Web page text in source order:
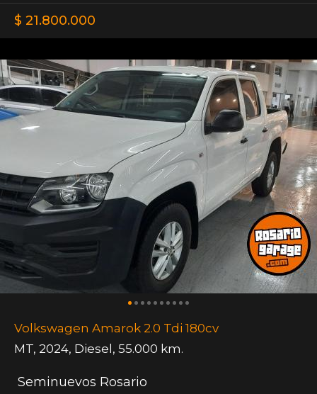
$ 21.800.000
Volkswagen Amarok 2.0 Tdi 180cv
MT, 2024, Diesel, 55.000 km.
Seminuevos Rosario